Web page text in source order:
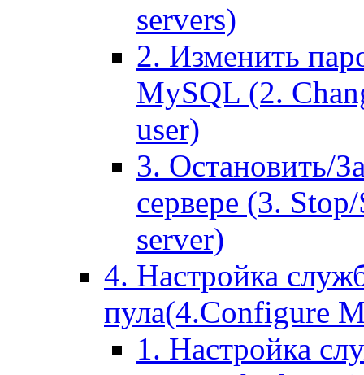
servers)
2. Изменить
MySQL (2.
user)
3. Остановить/
сервере (3.
server)
4. Настройка
пула(4.Configure
1. Настройка